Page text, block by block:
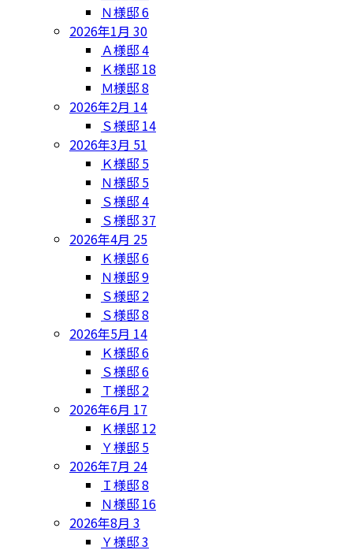
Ｎ様邸6
2026年1月 30
Ａ様邸4
Ｋ様邸 18
Ｍ様邸8
2026年2月 14
Ｓ様邸 14
2026年3月 51
Ｋ様邸 5
Ｎ様邸 5
Ｓ様邸4
Ｓ様邸37
2026年4月 25
Ｋ様邸6
Ｎ様邸9
Ｓ様邸 2
Ｓ様邸8
2026年5月 14
Ｋ様邸6
Ｓ様邸6
Ｔ様邸 2
2026年6月 17
Ｋ様邸 12
Ｙ様邸 5
2026年7月 24
Ｉ様邸8
Ｎ様邸 16
2026年8月 3
Ｙ様邸3